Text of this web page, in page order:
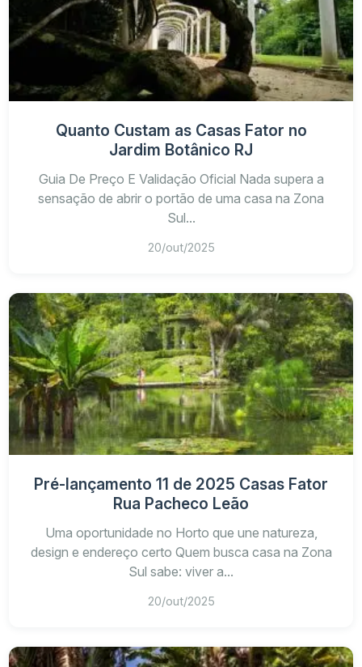
Quanto Custam as Casas Fator no
Jardim Botânico RJ
Guia De Preço E Validação Oficial Nada supera a
sensação de abrir o portão de uma casa na Zona
Sul...
20/out/2025
Pré-lançamento 11 de 2025 Casas Fator
Rua Pacheco Leão
Uma oportunidade no Horto que une natureza,
design e endereço certo Quem busca casa na Zona
Sul sabe: viver a...
20/out/2025